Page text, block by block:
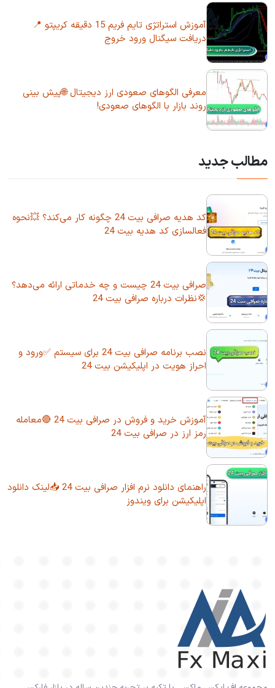
آموزش استراتژی تایم فریم 15 دقیقه کریپتو 📍
دریافت سیگنال ورود خروج
معرفی الگوهای صعودی ارز دیجیتال 🌐پیش بینی
روند بازار با الگوهای صعودی!
مطالب جدید
کد هدیه صرافی بیت 24 چگونه کار می‌کند؟ 💥نحوه
فعالسازی کد هدیه بیت 24
صرافی بیت 24 چیست و چه خدماتی ارائه می‌دهد؟
💢نظرات درباره صرافی بیت 24
نصب برنامه صرافی بیت 24 برای سیستم ✅ورود و
احراز هویت در اپلیکیشن بیت 24
آموزش خرید و فروش در صرافی بیت 24 🔴معامله
رمز ارز در صرافی بیت 24
راهنمای دانلود نرم افزار صرافی بیت 24 📥لینک دانلود
اپلیکیشن برای ویندوز